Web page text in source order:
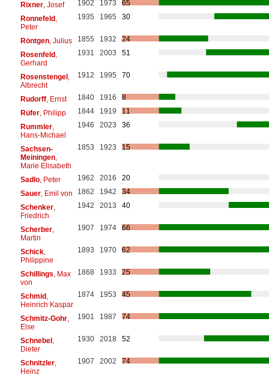
Rixner, Josef 1902 1973
65
Ronnefeld,
Peter
1935 1965 30
Röntgen, Julius 1855 1932
24
Rosenfeld,
Gerhard
1931 2003 51
Rosenstengel,
Albrecht
1912 1995 70
Rudorff, Ernst 1840 1916
8
Rüfer, Philipp 1844 1919
11
Rummler,
Hans-Michael
1946 2023 36
Sachsen-
Meiningen,
Marie Elisabeth
1853 1923 15
Sadlo, Peter 1962 2016
20
Sauer, Emil von 1862 1942
34
Schenker,
Friedrich
1942 2013 40
Scherber,
Martin
1907 1974 66
Schick,
Philippine
1893 1970 62
Schillings , Max
von
1868 1933 25
Schmid,
Heinrich Kaspar
1874 1953 45
Schmitz-Gohr,
Else
1901 1987 74
Schnebel,
Dieter
1930 2018 52
Schnitzler,
Heinz
1907 2002 74